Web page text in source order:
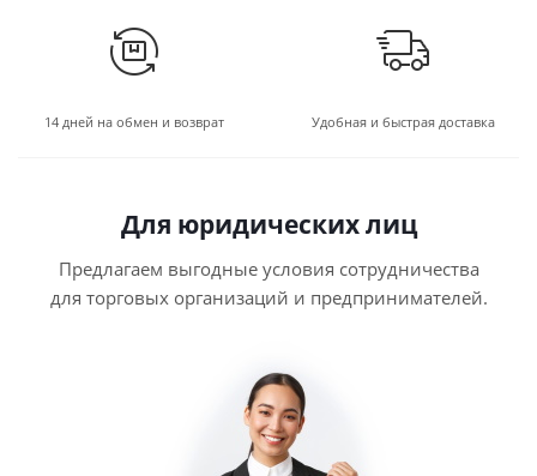
14 дней на обмен и возврат Удобная и быстрая доставка
Для юридических лиц
Предлагаем выгодные условия сотрудничества
для торговых организаций и предпринимателей.